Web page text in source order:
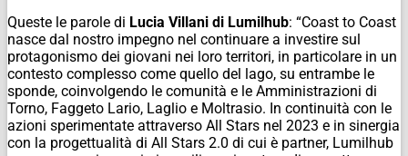
Queste le parole di Lucia Villani di Lumilhub: “Coast to Coast
nasce dal nostro impegno nel continuare a investire sul
protagonismo dei giovani nei loro territori, in particolare in un
contesto complesso come quello del lago, su entrambe le
sponde, coinvolgendo le comunità e le Amministrazioni di
Torno, Faggeto Lario, Laglio e Moltrasio. In continuità con le
azioni sperimentate attraverso All Stars nel 2023 e in sinergia
con la progettualità di All Stars 2.0 di cui è partner, Lumilhub